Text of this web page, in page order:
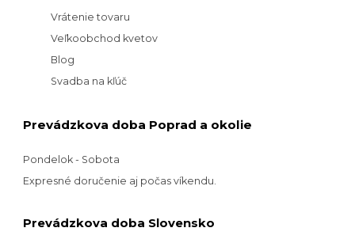
Vrátenie tovaru
Veľkoobchod kvetov
Blog
Svadba na kľúč
Prevádzkova doba Poprad a okolie
Pondelok - Sobota
Expresné doručenie aj počas víkendu.
Prevádzkova doba Slovensko